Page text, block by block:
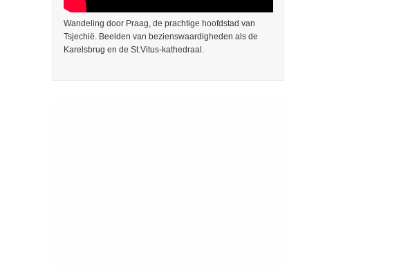
Wandeling door Praag, de prachtige hoofdstad van
Tsjechië. Beelden van bezienswaardigheden als de
Karelsbrug en de St.Vitus-kathedraal.